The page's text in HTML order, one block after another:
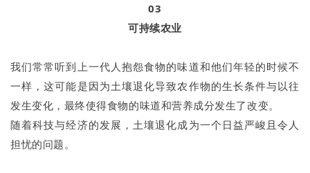
03
可持续农业
我们常常听到上一代人抱怨食物的味道和他们年轻的时候不
一样，这可能是因为土壤退化导致农作物的生长条件与以往
发生变化，最终使得食物的味道和营养成分发生了改变。
随着科技与经济的发展，土壤退化成为一个日益严峻且令人
担忧的问题。